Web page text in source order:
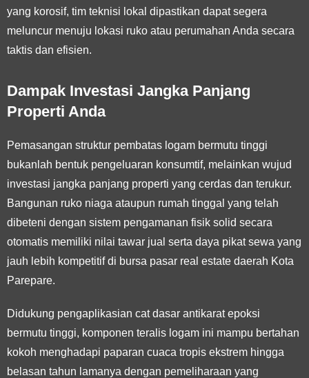
yang korosif, tim teknisi lokal dipastikan dapat segera
meluncur menuju lokasi ruko atau perumahan Anda secara
taktis dan efisien.
Dampak Investasi Jangka Panjang
Properti Anda
Pemasangan struktur pembatas logam bermutu tinggi
bukanlah bentuk pengeluaran konsumtif, melainkan wujud
investasi jangka panjang properti yang cerdas dan terukur.
Bangunan ruko niaga ataupun rumah tinggal yang telah
dibeteni dengan sistem pengamanan fisik solid secara
otomatis memiliki nilai tawar jual serta daya pikat sewa yang
jauh lebih kompetitif di bursa pasar real estate daerah Kota
Parepare.
Didukung pengaplikasian cat dasar antikarat epoksi
bermutu tinggi, komponen teralis logam ini mampu bertahan
kokoh menghadapi paparan cuaca tropis ekstrem hingga
belasan tahun lamanya dengan pemeliharaan yang